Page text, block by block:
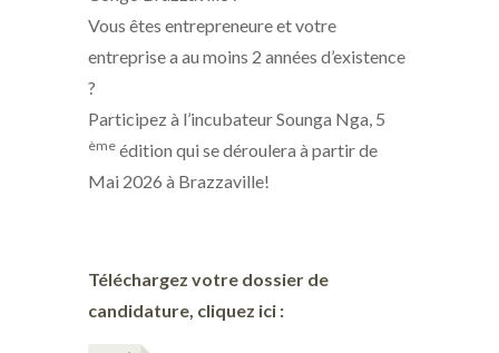
Vous êtes entrepreneure et votre
entreprise a au moins 2 années d’existence
?
Participez à l’incubateur Sounga Nga, 5
ème édition qui se déroulera à partir de
Mai 2026 à Brazzaville!
Téléchargez votre dossier de
candidature, cliquez ici :